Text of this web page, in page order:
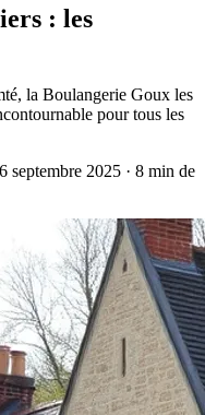
: les
la Boulangerie Goux les
pour tous les
septembre 2025 · 8 min de